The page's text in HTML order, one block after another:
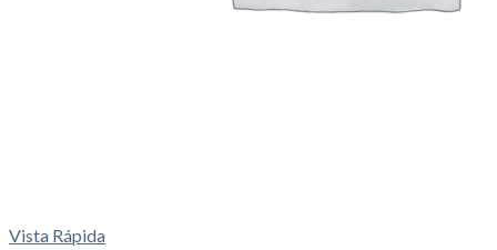
Vista Rápida